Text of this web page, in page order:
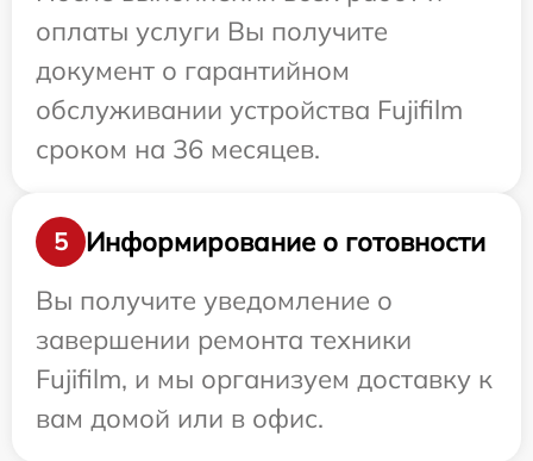
оплаты услуги Вы получите
документ о гарантийном
обслуживании устройства Fujifilm
сроком на 36 месяцев.
5
Информирование о готовности
Вы получите уведомление о
завершении ремонта техники
Fujifilm, и мы организуем доставку к
вам домой или в офис.